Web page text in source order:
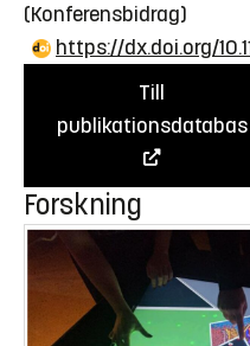
(Konferensbidrag)
https://dx.doi.org/
Till
publikationsdatabas
Forskning